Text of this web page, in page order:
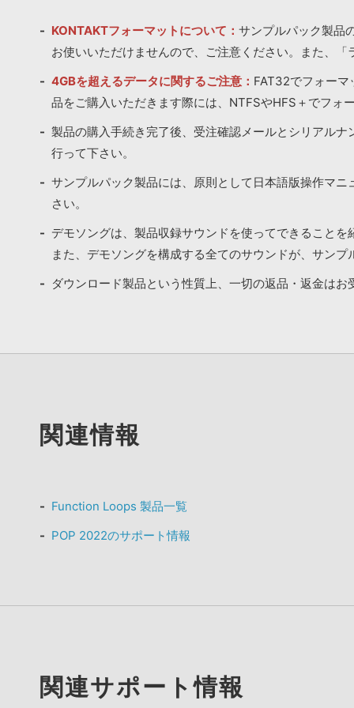
KONTAKTフォーマットについて： サンプルパック製品
お使いいただけませんので、ご注意ください。また、
4GBを超えるデータに関するご注意： FAT32でフォーマ
品をご購入いただきます際には、NTFSやHFS＋でフォ
製品の購入手続き完了後、受注確認メールとシリアル
行って下さい。
サンプルパック製品には、原則として日本語版操作マ
さい。
デモソングは、製品収録サウンドを使ってできること
また、デモソングを構成する全てのサウンドが、サン
ダウンロード製品という性質上、一切の返品・返金はお
関連情報
Function Loops 製品一覧
POP 2022のサポート情報
関連サポート情報